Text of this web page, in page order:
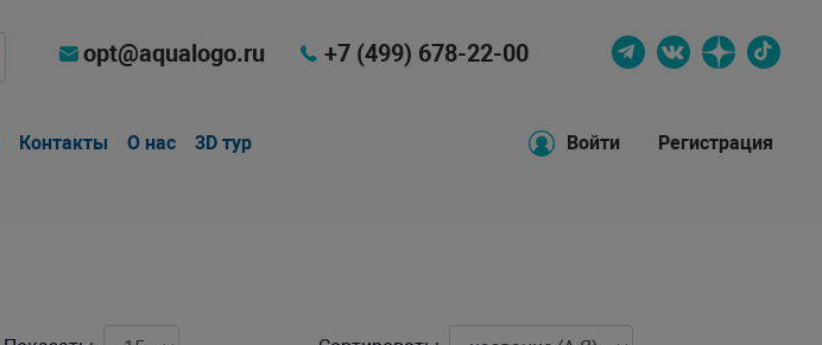
opt@aqualogo.ru +7 (499) 678-22-00
Контакты О нас 3D тур Войти Регистрация